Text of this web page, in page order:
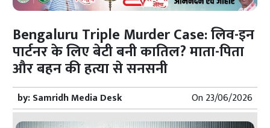
Bengaluru Triple Murder Case: लिव-इन
पार्टनर के लिए बेटी बनी कातिल? माता-पिता
और बहन की हत्या से सनसनी
by:Samridh Media Desk On23/06/2026